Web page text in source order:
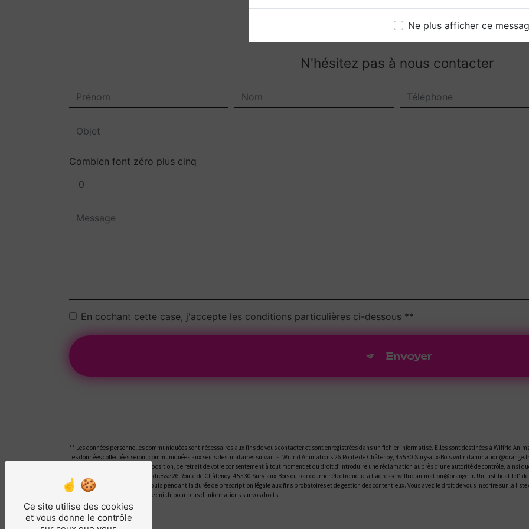
Ne plus afficher ce
N'hésitez pas à nous contacter
Combien font zéro plus cinq
En cochant cette case, j'accepte les conditions particulières ci-dessous **
Envoyer
** Les données personnelles communiquées sont nécessaires aux fins de vous contacter et sont enregistrées dans un fichier informatisé. Elles sont destinées à Wilfrid
Les données collectées seront communiquées aux seuls destinataires suivants: Wilfrid Animations 26 Route de Châtenoy, 45530 Sury-aux-Bois
portabilité, de limitation, d’opposition, de retrait de votre consentement à tout moment et du droit d’introduire une réclamation auprès d’une autorité de contrôle, ainsi
ces droits par voie postale à l'adresse 26 Route de Châtenoy, 45530 Sury-aux-Bois ou par courrier électronique à l'adresse wilfridanimation@orange.fr. Un justificatif
la période de prise de contact puis pendant la durée de prescription légale aux fins probatoires et de gestion des contentieux. Vous avez le droit de vous inscrire sur la
Bloctel.gouv.fr
. Consultez le site cnil.fr pour plus d’informations sur vos droits.
Ce site utilise des cookies
et vous donne le contrôle